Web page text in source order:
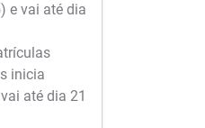
e vai até dia
inicia
até dia 21